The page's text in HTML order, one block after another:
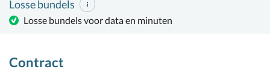
Losse bundels
Losse bundels voor data en minuten
Contract